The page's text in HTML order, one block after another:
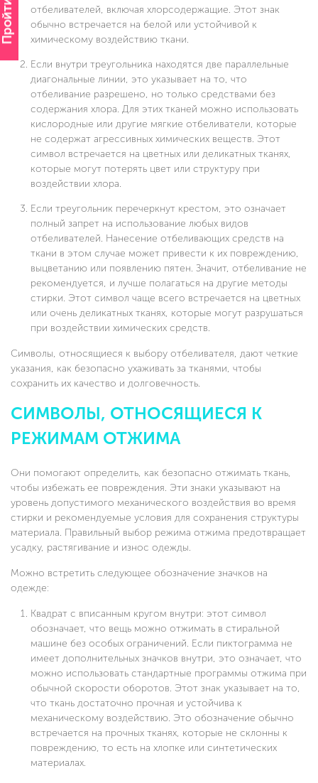
отбеливателей, включая хлорсодержащие. Этот знак
обычно встречается на белой или устойчивой к
химическому воздействию ткани.
Если внутри треугольника находятся две параллельные
диагональные линии, это указывает на то, что
отбеливание разрешено, но только средствами без
содержания хлора. Для этих тканей можно использовать
кислородные или другие мягкие отбеливатели, которые
не содержат агрессивных химических веществ. Этот
символ встречается на цветных или деликатных тканях,
которые могут потерять цвет или структуру при
воздействии хлора.
Если треугольник перечеркнут крестом, это означает
полный запрет на использование любых видов
отбеливателей. Нанесение отбеливающих средств на
ткани в этом случае может привести к их повреждению,
выцветанию или появлению пятен. Значит, отбеливание не
рекомендуется, и лучше полагаться на другие методы
стирки. Этот символ чаще всего встречается на цветных
или очень деликатных тканях, которые могут разрушаться
при воздействии химических средств.
Символы, относящиеся к выбору отбеливателя, дают четкие
указания, как безопасно ухаживать за тканями, чтобы
сохранить их качество и долговечность.
СИМВОЛЫ, ОТНОСЯЩИЕСЯ К
РЕЖИМАМ ОТЖИМА
Они помогают определить, как безопасно отжимать ткань,
чтобы избежать ее повреждения. Эти знаки указывают на
уровень допустимого механического воздействия во время
стирки и рекомендуемые условия для сохранения структуры
материала. Правильный выбор режима отжима предотвращает
усадку, растягивание и износ одежды.
Можно встретить следующее обозначение значков на
одежде:
Квадрат с вписанным кругом внутри: этот символ
обозначает, что вещь можно отжимать в стиральной
машине без особых ограничений. Если пиктограмма не
имеет дополнительных значков внутри, это означает, что
можно использовать стандартные программы отжима при
обычной скорости оборотов. Этот знак указывает на то,
что ткань достаточно прочная и устойчива к
механическому воздействию. Это обозначение обычно
встречается на прочных тканях, которые не склонны к
повреждению, то есть на хлопке или синтетических
материалах.